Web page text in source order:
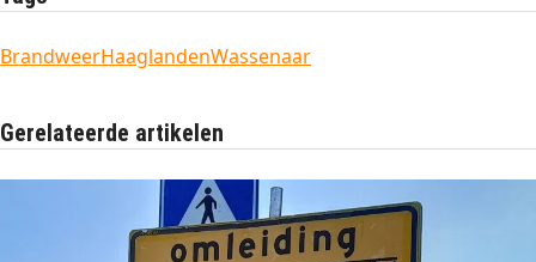
BrandweerHaaglandenWassenaar
Gerelateerde artikelen